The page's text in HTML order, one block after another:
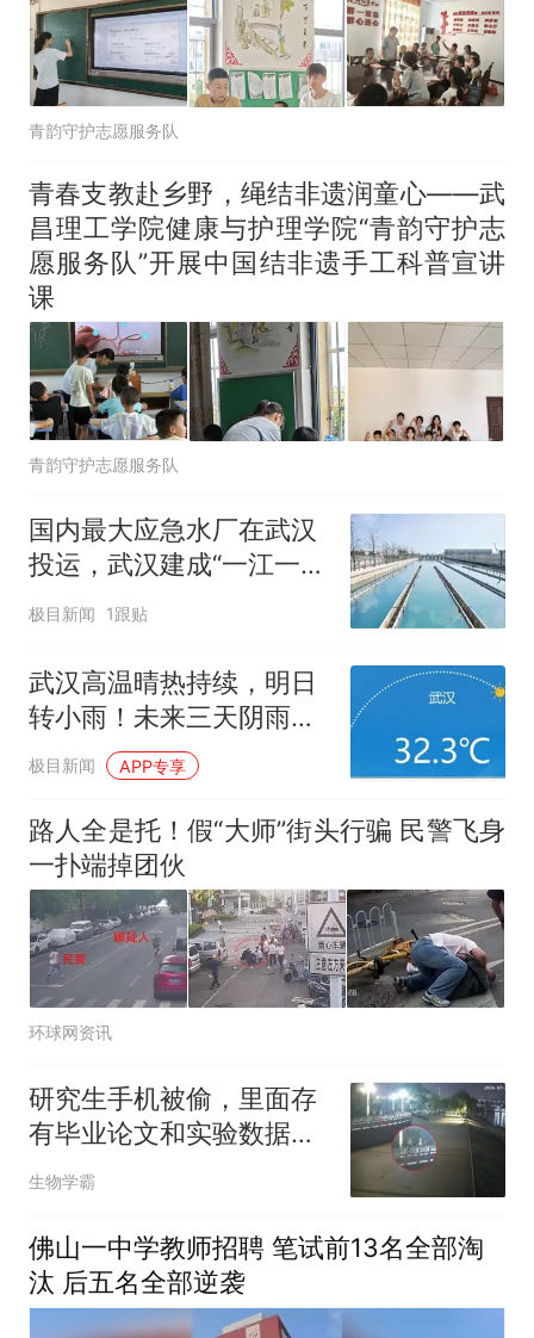
青韵守护志愿服务队
青春支教赴乡野，绳结非遗润童心——武
昌理工学院健康与护理学院“青韵守护志
愿服务队”开展中国结非遗手工科普宣讲
课
青韵守护志愿服务队
国内最大应急水厂在武汉
投运，武汉建成“一江一
湖”双水源格局
极目新闻 1跟贴
武汉高温晴热持续，明日
转小雨！未来三天阴雨连
绵
极目新闻 APP专享
路人全是托！假“大师”街头行骗 民警飞身
一扑端掉团伙
环球网资讯
研究生手机被偷，里面存
有毕业论文和实验数据，
警方通宵作战约 7 小时找
生物学霸
佛山一中学教师招聘 笔试前13名全部淘
汰 后五名全部逆袭